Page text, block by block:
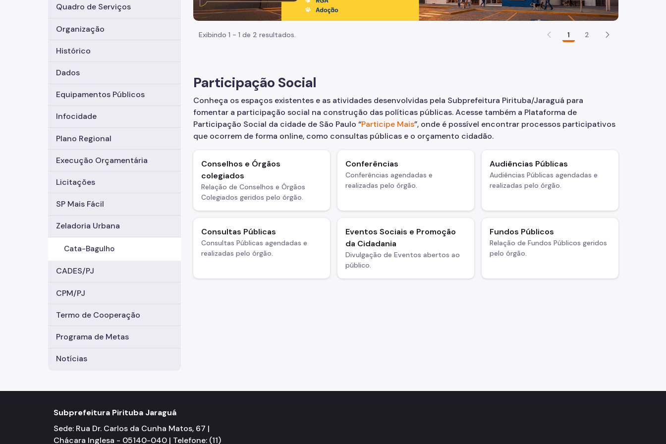
Quadro de Serviços
Organização
Histórico
Dados
Equipamentos Públicos
Infocidade
Plano Regional
Execução Orçamentária
Licitações
SP Mais Fácil
Zeladoria Urbana
Cata-Bagulho
CADES/PJ
CPM/PJ
Termo de Cooperação
Programa de Metas
Notícias
Exibindo 1 - 1 de 2 resultados. 1 2
Participação Social
Conheça os espaços existentes e as atividades desenvolvidas pela Subprefeitura Pirituba/Jaraguá para
fomentar a participação social na construção das políticas públicas. Acesse também a Plataforma de
Participação Social da cidade de São Paulo “Participe Mais”, onde é possível encontrar processos participativos
que ocorrem de forma online, como consultas públicas e o orçamento cidadão.
Conselhos e Órgãos
colegiados
Relação de Conselhos e Órgãos
Colegiados geridos pelo órgão.
Conferências
Conferências agendadas e
realizadas pelo órgão.
Audiências Públicas
Audiências Públicas agendadas e
realizadas pelo órgão.
Consultas Públicas
Consultas Públicas agendadas e
realizadas pelo órgão.
Eventos Sociais e Promoção
da Cidadania
Divulgação de Eventos abertos ao
público.
Fundos Públicos
Relação de Fundos Públicos geridos
pelo órgão.
Subprefeitura Pirituba Jaraguá
Sede: Rua Dr. Carlos da Cunha Matos, 67 |
Chácara Inglesa - 05140-040 | Telefone: (11)